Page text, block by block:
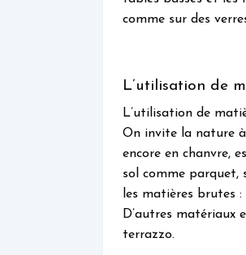
comme sur des
L’utilisation de
L’utilisation de
On invite la nature
encore en chanvre,
sol comme parquet,
les matières brutes
D’autres matériaux
terrazzo.